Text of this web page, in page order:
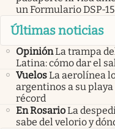
un Formulario DSP-
Últimas noticias
OpiniónLa trampa
Latina: cómo dar el
VuelosLa aerolínea
argentinos a su
récord
En RosarioLa
sabe del velorio y